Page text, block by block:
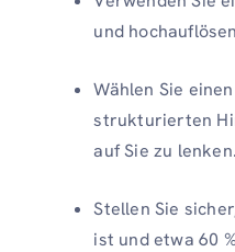
und
Wählen Sie
strukturierten
auf Sie zu lenken.
Stellen Sie
ist und etwa 60